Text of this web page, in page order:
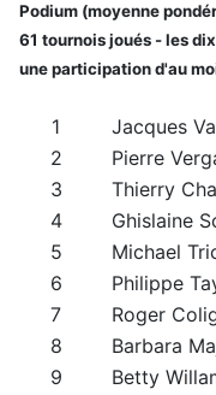
Podium (moyenne
61 tournois joués - les
une participation d'au
1 Jacques
2
Pierre
3
Thierry
4
Ghislaine
5
Michael
6
Philippe
7
Roger
8
Barbara
9
Betty